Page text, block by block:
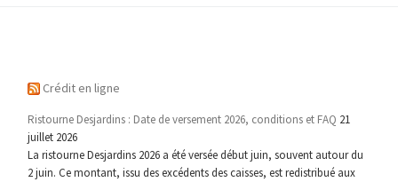
Crédit en ligne
Ristourne Desjardins : Date de versement 2026, conditions et FAQ 21
juillet 2026
La ristourne Desjardins 2026 a été versée début juin, souvent autour du
2 juin. Ce montant, issu des excédents des caisses, est redistribué aux